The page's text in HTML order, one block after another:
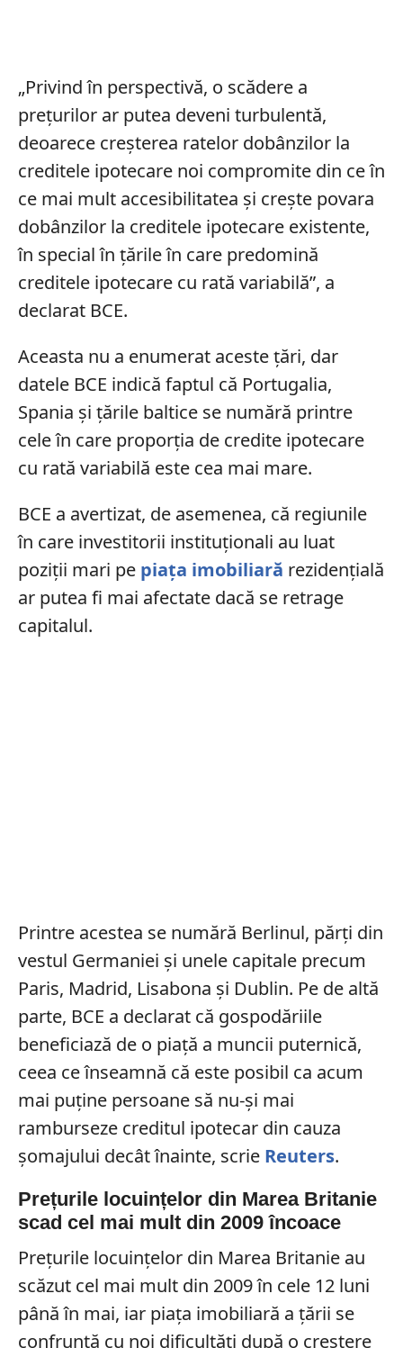
„Privind în perspectivă, o scădere a
prețurilor ar putea deveni turbulentă,
deoarece creșterea ratelor dobânzilor la
creditele ipotecare noi compromite din ce în
ce mai mult accesibilitatea și crește povara
dobânzilor la creditele ipotecare existente,
în special în țările în care predomină
creditele ipotecare cu rată variabilă”, a
declarat BCE.
Aceasta nu a enumerat aceste țări, dar
datele BCE indică faptul că Portugalia,
Spania și țările baltice se numără printre
cele în care proporția de credite ipotecare
cu rată variabilă este cea mai mare.
BCE a avertizat, de asemenea, că regiunile
în care investitorii instituționali au luat
poziții mari pepiața imobiliară rezidențială
ar putea fi mai afectate dacă se retrage
capitalul.
Printre acestea se numără Berlinul, părți din
vestul Germaniei și unele capitale precum
Paris, Madrid, Lisabona și Dublin. Pe de altă
parte, BCE a declarat că gospodăriile
beneficiază de o piață a muncii puternică,
ceea ce înseamnă că este posibil ca acum
mai puține persoane să nu-și mai
ramburseze creditul ipotecar din cauza
șomajului decât înainte, scrie Reuters.
Prețurile locuințelor din Marea Britanie
scad cel mai mult din 2009 încoace
Prețurile locuințelor din Marea Britanie au
scăzut cel mai mult din 2009 în cele 12 luni
până în mai, iar piața imobiliară a țării se
confruntă cu noi dificultăți după o creștere